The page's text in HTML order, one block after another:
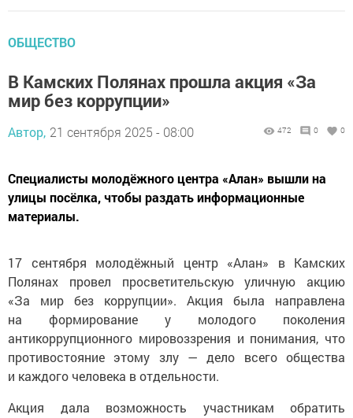
ОБЩЕСТВО
В Камских Полянах прошла акция «За
мир без коррупции»
Автор, 21 сентября 2025 - 08:00 472 0 0
Специалисты молодёжного центра «Алан» вышли на
улицы посёлка, чтобы раздать информационные
материалы.
17 сентября молодёжный центр «Алан» в Камских
Полянах провел просветительскую уличную акцию
«За мир без коррупции». Акция была направлена
на формирование у молодого поколения
антикоррупционного мировоззрения и понимания, что
противостояние этому злу — дело всего общества
и каждого человека в отдельности.
Акция дала возможность участникам обратить